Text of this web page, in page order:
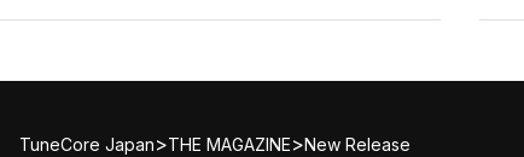
TuneCore Japan>THE MAGAZINE>New Release